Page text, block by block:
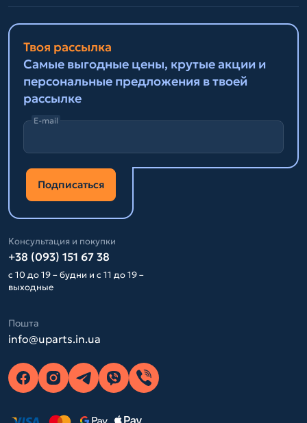
Твоя рассылка
Самые выгодные цены, крутые акции и
персональные предложения в твоей
рассылке
E-mail
Подписаться
Консультация и покупки
+38 (093) 151 67 38
с 10 до 19 – будни и с 11 до 19 –
выходные
Пошта
info@uparts.in.ua